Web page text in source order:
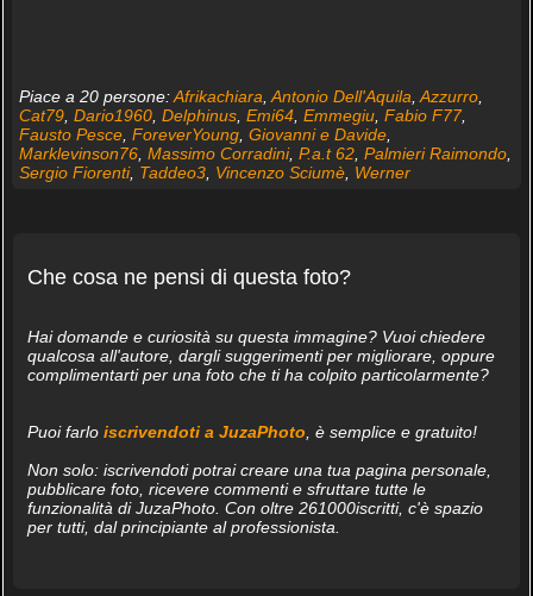
Piace a 20 persone:Afrikachiara Antonio Dell'Aquila Azzurro,
Cat79, Dario1960, Delphinus, Emi64, Emmegiu, Fabio F77,
Fausto Pesce, ForeverYoung, Giovanni e Davide,
Marklevinson76, Massimo Corradini, P.a.t 62, Palmieri Raimondo,
Sergio Fiorenti, Taddeo3, Vincenzo Sciumè, Werner
Che cosa ne pensi di questa foto?
Hai domande e curiosità su questa immagine? Vuoi chiedere
qualcosa all'autore, dargli suggerimenti per migliorare, oppure
complimentarti per una foto che ti ha colpito particolarmente?
Puoi farlo iscrivendoti a JuzaPhoto , è semplice e gratuito!
Non solo: iscrivendoti potrai creare una tua pagina personale,
pubblicare foto, ricevere commenti e sfruttare tutte le
funzionalità di JuzaPhoto. Con oltre 261000iscritti, c'è spazio
per tutti, dal principiante al professionista.